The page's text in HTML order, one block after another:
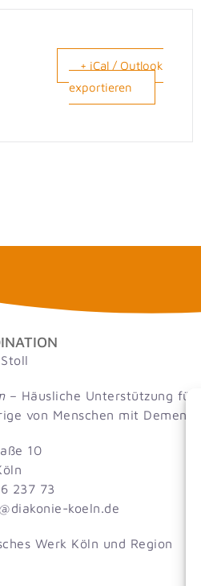
+ iCal / Outlook
exportieren
– Häusliche Unterstützung für
von Menschen mit Demenz
10
237 73
ed.nl
eok-e
inoka
Werk Köln und Region